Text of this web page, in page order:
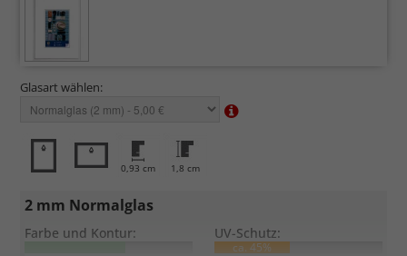
Glasart wählen:
0,93 cm 1,8 cm
2 mm Normalglas
Farbe und Kontur: UV-Schutz:
ca. 45%